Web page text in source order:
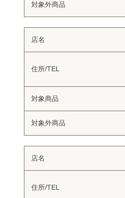
対象外商品
店名
住所/TEL
対象商品
対象外商品
店名
住所/TEL